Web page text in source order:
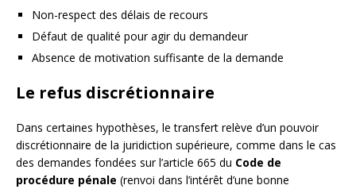
Non-respect des délais de recours
Défaut de qualité pour agir du demandeur
Absence de motivation suffisante de la demande
Le refus discrétionnaire
Dans certaines hypothèses, le transfert relève d’un pouvoir
discrétionnaire de la juridiction supérieure, comme dans le cas
des demandes fondées sur l’article 665 du Code de
procédure pénale (renvoi dans l’intérêt d’une bonne